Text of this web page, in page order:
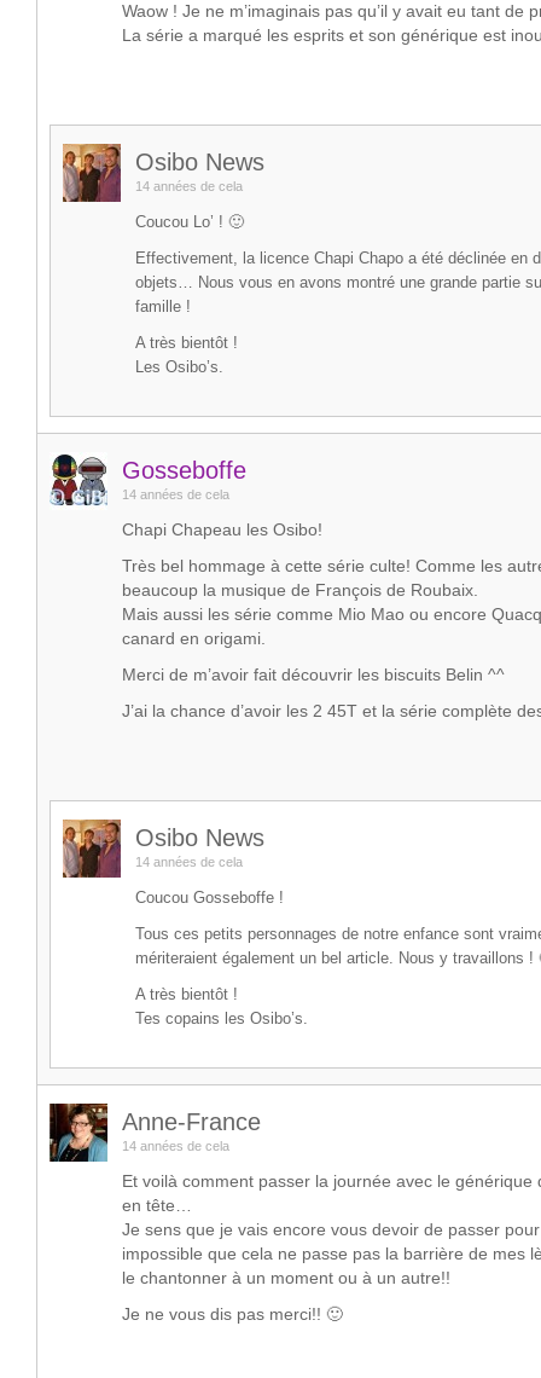
Waow ! Je ne m’imaginais pas qu’il y avait eu tant de
La série a marqué les esprits et son générique est
Osibo News
14 années de cela
Coucou Lo’ ! 🙂
Effectivement, la licence Chapi Chapo a été déclinée en
objets… Nous vous en avons montré une grande partie
famille !
A très bientôt !
Les Osibo’s.
Gosseboffe
14 années de cela
Chapi Chapeau les Osibo!
Très bel hommage à cette série culte! Comme les
beaucoup la musique de François de Roubaix.
Mais aussi les série comme Mio Mao ou encore
canard en origami.
Merci de m’avoir fait découvrir les biscuits Belin ^^
J’ai la chance d’avoir les 2 45T et la série complète
Osibo News
14 années de cela
Coucou Gosseboffe !
Tous ces petits personnages de notre enfance sont
mériteraient également un bel article. Nous y travaillons !
A très bientôt !
Tes copains les Osibo’s.
Anne-France
14 années de cela
Et voilà comment passer la journée avec le générique
en tête…
Je sens que je vais encore vous devoir de passer
impossible que cela ne passe pas la barrière de mes
le chantonner à un moment ou à un autre!!
Je ne vous dis pas merci!! 🙂